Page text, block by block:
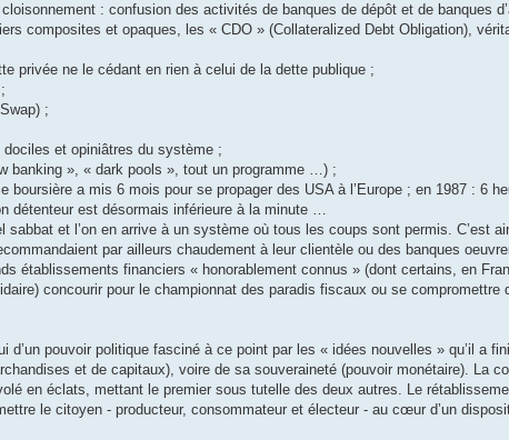
: confusion des activités de banques de dépôt et de banques
composites et opaques, les « CDO » (Collateralized Debt Obligation),
privée ne le cédant en rien à celui de la dette publique ;
;
et opiniâtres du système ;
banking », « dark pools », tout un programme …) ;
a mis 6 mois pour se propager des USA à l’Europe ; en 1987 : 6
détenteur est désormais inférieure à la minute …
et l’on en arrive à un système où tous les coups sont permis. C’est
par ailleurs chaudement à leur clientèle ou des banques
établissements financiers « honorablement connus » (dont certains, en
concourir pour le championnat des paradis fiscaux ou se compromettre
pouvoir politique fasciné à ce point par les « idées nouvelles » qu’il a
et de capitaux), voire de sa souveraineté (pouvoir monétaire). La
en éclats, mettant le premier sous tutelle des deux autres. Le
le citoyen - producteur, consommateur et électeur - au cœur d’un